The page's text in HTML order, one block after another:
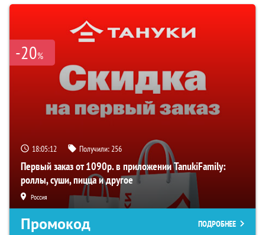
-20%
18:05:11 Получили:256
Первый заказ от 1090р. в приложении TanukiFamily:
роллы, суши, пицца и другое
Россия
Промокод ПОДРОБНЕЕ